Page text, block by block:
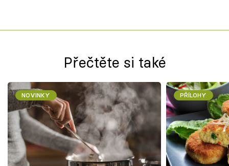
Přečtěte si také
NOVINKY PŘÍLOHY